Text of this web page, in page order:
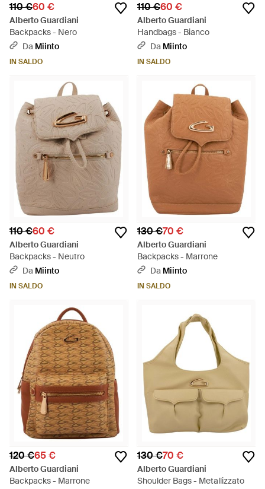
110 €60 €
Alberto Guardiani
Backpacks - Nero
Da Miinto
IN SALDO
110 €60 €
Alberto Guardiani
Handbags - Bianco
Da Miinto
IN SALDO
110 €60 €
Alberto Guardiani
Backpacks - Neutro
Da Miinto
IN SALDO
130 €70 €
Alberto Guardiani
Backpacks - Marrone
Da Miinto
IN SALDO
120 €65 €
Alberto Guardiani
Backpacks - Marrone
130 €70 €
Alberto Guardiani
Shoulder Bags - Metallizzato